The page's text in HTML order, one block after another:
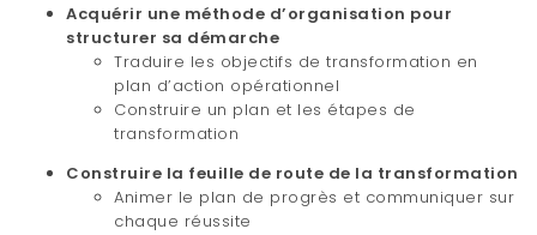
Acquérir une méthode d’organisation pour
structurer sa démarche
Traduire les objectifs de transformation en
plan d’action opérationnel
Construire un plan et les étapes de
transformation
Construire la feuille de route de la transformation
Animer le plan de progrès et communiquer sur
chaque réussite